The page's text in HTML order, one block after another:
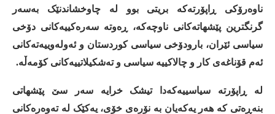
ناوەرۆکی ڕاپۆرتەکە بریتی بوو لە چاوخشاندنێک
بەسەر
گرنگترین پێشهاتەکانی ناوچەکە، ڕەوتە سەرەکییەکانی دۆخی
سیاسی ئێران، بارودۆخی سیاسی کوردستان و ئەولەوییەتەکانی
ئەم قۆناغەی کار و چالاکییە سیاسی و تەشکیلاتییەکانی کۆمەڵە.
لە ڕاپۆرتە سیاسییەکەدا تیشک خرایە سەر سێ
پێشهاتی
بنەڕەتی کە هەر یەکەیان بە نۆرەی خۆی، یەکێک لە تەوەرەکانی